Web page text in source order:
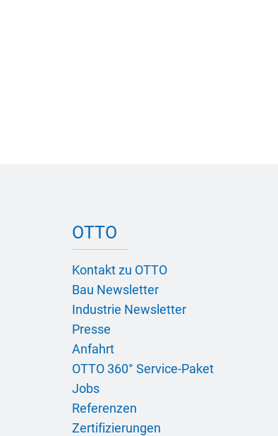
OTTO
Kontakt zu OTTO
Bau Newsletter
Industrie Newsletter
Presse
Anfahrt
OTTO 360° Service-Paket
Jobs
Referenzen
Zertifizierungen